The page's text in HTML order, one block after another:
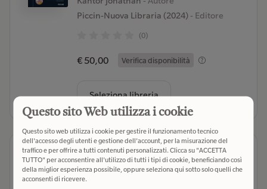
Piccin-Nuova Libraria (2024)- Editore
(0)
€ 50,00 Verifica disponibilità
Seleziona libreria
Chirurgia dermatologica
Kantor Jonathan- Autore
Piccin-Nuova Libraria (2022)
Questo sito Web utilizza i cookie
Questo sito web utilizza i cookie per gestire il funzionamento tecnico
dell'accesso degli utenti e gestione dell'account, per la misurazione del
traffico e per offrire a tutti contenuti personalizzati. Clicca su "ACCETTA
TUTTO" per acconsentire all'utilizzo di tutti i tipi di cookie, beneficiando così
della miglior esperienza possibile, oppure seleziona qui sotto solo quelli che
acconsenti di ricevere.